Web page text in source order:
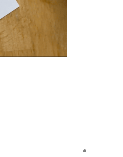
Ready Bows Catalog